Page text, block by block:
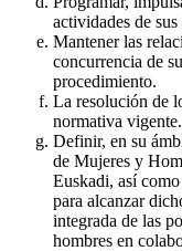
actividades de
Mantener las
concurrencia de
procedimiento.
La resolución de
normativa vigente.
Definir, en su
de Mujeres y
Euskadi, así
para alcanzar
integrada de las
hombres en